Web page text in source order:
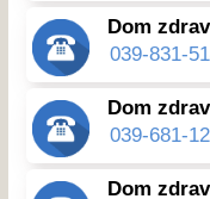
Dom
039-831-
Dom
039-681-
Dom